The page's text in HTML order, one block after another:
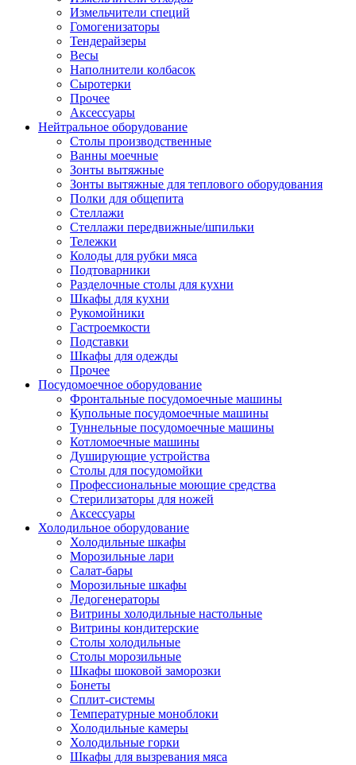
Измельчители специй
Гомогенизаторы
Тендерайзеры
Весы
Наполнители колбасок
Сыротерки
Прочее
Аксессуары
Нейтральное оборудование
Столы производственные
Ванны моечные
Зонты вытяжные
Зонты вытяжные для теплового оборудования
Полки для общепита
Стеллажи
Стеллажи передвижные/шпильки
Тележки
Колоды для рубки мяса
Подтоварники
Разделочные столы для кухни
Шкафы для кухни
Рукомойники
Гастроемкости
Подставки
Шкафы для одежды
Прочее
Посудомоечное оборудование
Фронтальные посудомоечные машины
Купольные посудомоечные машины
Туннельные посудомоечные машины
Котломоечные машины
Душирующие устройства
Столы для посудомойки
Профессиональные моющие средства
Стерилизаторы для ножей
Аксессуары
Холодильное оборудование
Холодильные шкафы
Морозильные лари
Салат-бары
Морозильные шкафы
Ледогенераторы
Витрины холодильные настольные
Витрины кондитерские
Столы холодильные
Столы морозильные
Шкафы шоковой заморозки
Бонеты
Сплит-системы
Температурные моноблоки
Холодильные камеры
Холодильные горки
Шкафы для вызревания мяса